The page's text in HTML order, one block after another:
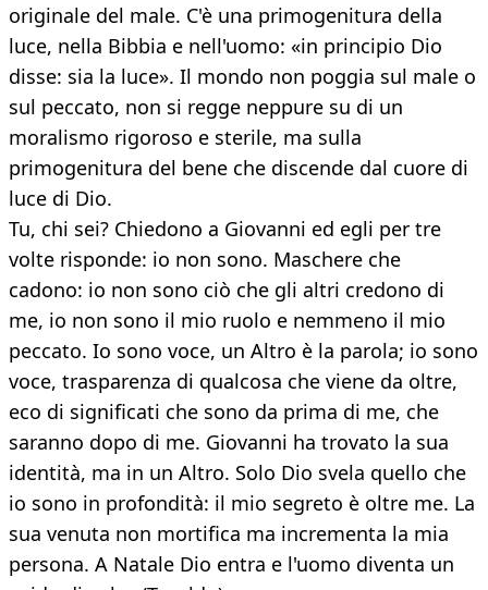
originale del male. C'è una primogenitura della
luce, nella Bibbia e nell'uomo: «in principio Dio
disse: sia la luce». Il mondo non poggia sul male o
sul peccato, non si regge neppure su di un
moralismo rigoroso e sterile, ma sulla
primogenitura del bene che discende dal cuore di
luce di Dio.
Tu, chi sei? Chiedono a Giovanni ed egli per tre
volte risponde: io non sono. Maschere che
cadono: io non sono ciò che gli altri credono di
me, io non sono il mio ruolo e nemmeno il mio
peccato. Io sono voce, un Altro è la parola; io sono
voce, trasparenza di qualcosa che viene da oltre,
eco di significati che sono da prima di me, che
saranno dopo di me. Giovanni ha trovato la sua
identità, ma in un Altro. Solo Dio svela quello che
io sono in profondità: il mio segreto è oltre me. La
sua venuta non mortifica ma incrementa la mia
persona. A Natale Dio entra e l'uomo diventa un